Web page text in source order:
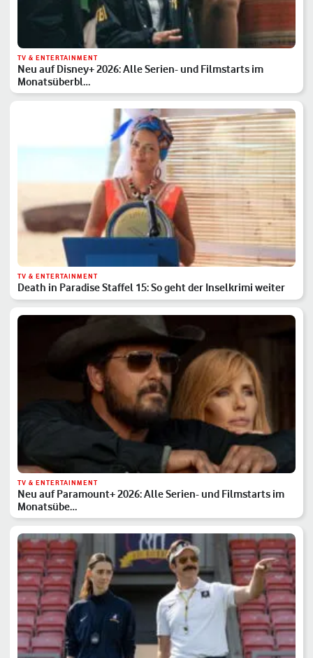
TV & ENTERTAINMENT
Neu auf Disney+ 2026: Alle Serien- und Filmstarts im
Monatsüberbl…
TV & ENTERTAINMENT
Death in Paradise Staffel 15: So geht der Inselkrimi weiter
TV & ENTERTAINMENT
Neu auf Paramount+ 2026: Alle Serien- und Filmstarts im
Monatsübe…